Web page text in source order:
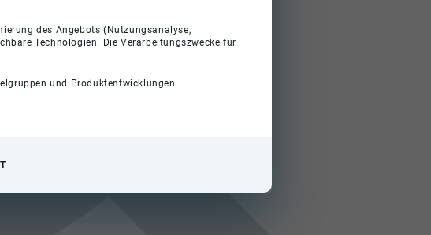
des Angebots (Nutzungsanalyse,
Technologien. Die Verarbeitungszwecke für
und Produktentwicklungen